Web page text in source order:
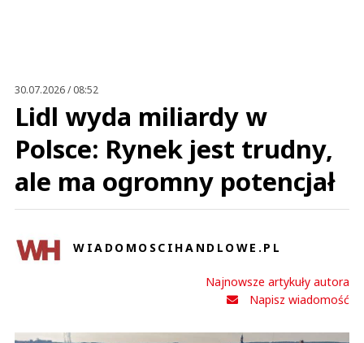
30.07.2026 / 08:52
Lidl wyda miliardy w
Polsce: Rynek jest trudny,
ale ma ogromny potencjał
WIADOMOSCIHANDLOWE.PL
Najnowsze artykuły autora
Napisz wiadomość